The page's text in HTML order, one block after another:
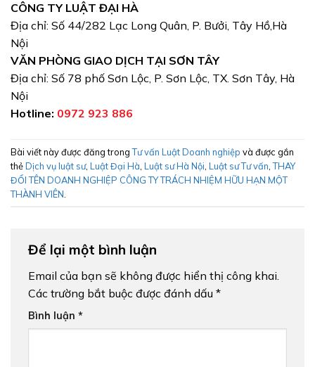
CÔNG TY LUẬT ĐẠI HÀ
Địa chỉ: Số 44/282 Lạc Long Quân, P. Bưởi, Tây Hồ,Hà
Nội
VĂN PHÒNG GIAO DỊCH TẠI SƠN TÂY
Địa chỉ: Số 78 phố Sơn Lộc, P. Sơn Lộc, TX. Sơn Tây, Hà
Nội
Hotline: 0972 923 886
Bài viết này được đăng trongTư vấn Luật Doanh nghiệp và được gắn
thẻDịch vụ luật sư, Luật Đại Hà Luật sư Hà Nội Luật sư Tư vấn ,THAY
ĐỔI TÊN DOANH NGHIỆP CÔNG TY TRÁCH NHIỆM HỮU HẠN MỘT
THÀNH VIÊN
Để lại một bình luận
Email của bạn sẽ không được hiển thị công khai.
Các trường bắt buộc được đánh dấu *
Bình luận *